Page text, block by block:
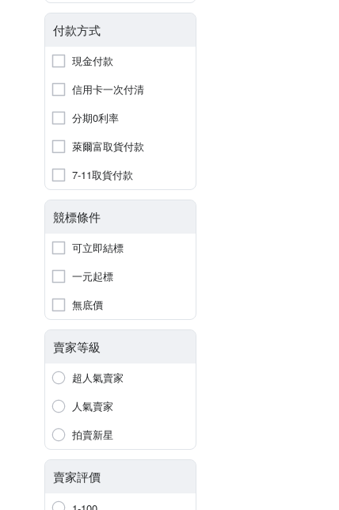
付款方式
現金付款
信用卡一次付清
分期0利率
萊爾富取貨付款
7-11取貨付款
競標條件
可立即結標
一元起標
無底價
賣家等級
超人氣賣家
人氣賣家
拍賣新星
賣家評價